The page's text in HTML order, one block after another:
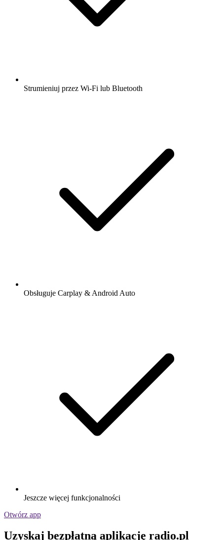
Strumieniuj przez Wi-Fi lub Bluetooth
Obsługuje Carplay & Android Auto
Jeszcze więcej funkcjonalności
Otwórz app
Uzyskaj bezpłatną aplikację radio.pl